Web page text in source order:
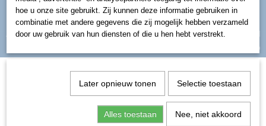
Inloggen Registreren
UW WINKELWAGEN
(0)
hoe u onze site gebruikt. Zij kunnen deze informatie gebruiken in
combinatie met andere gegevens die zij mogelijk hebben verzameld
door uw gebruik van hun diensten of die u hen hebt verstrekt.
Later opnieuw tonen Selectie toestaan
Alles toestaan Nee, niet akkoord